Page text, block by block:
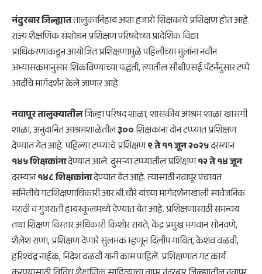
नंदुरबार जिल्ह्याततालुकानिहाय अशा हजारो शिक्षकांचे प्रशिक्षण होत आहे.
राज्य शैक्षणिक संशोधन प्रशिक्षण परिषदेच्या प्रादेशिक विद्या
प्राधिकरणाकडून आयोजित प्रशिक्षणामुळे पहिलीच्या मुलांना नवीन
अभ्यासक्रमानुसार शिकविण्याच्या पद्धती, त्यातील सीबीएसई पॅटर्ननुसार टप्पे
आदींचे मार्गदर्शन केले जाणार आहे.
नवापूर तालुक्यातीलजिल्हा परिषद शाळा, शासकीय आश्रम शाळा खासगी
शाळा, अनुदानित आश्रमशाळेतील३००शिक्षकांना दोन टप्प्यात प्रशिक्षण
देण्यात येत आहे. पहिल्या टप्प्याचे प्रशिक्षण९ ते ११ जून २०२५दरम्यान
१४५ शिक्षकांनादेण्यात आले. दुसऱ्या टप्प्यातील प्रशिक्षण१२ ते १४ जून
दरम्यान१४८ शिक्षकांनादेण्यात येत आहे. त्यासाठी नवापूर पंचायत
समितीचे गटशिक्षणाधिकारी आर.बी.चौरे यांच्या मार्गदर्शनाखाली सार्वजनिक
मराठी व गुजराती हायस्कूलमध्ये देण्यात येत आहे. प्रशिक्षणासाठी समन्वय
तथा शिक्षण विस्तार अधिकारी किशोर रायते, केंद्र प्रमुख भगवान सोनवणे,
शैलेश राणा, प्रशिक्षण देणारे सुलभक म्हणून दिलीप गावित, केशव वळवी,
हरिश्चंद्र नाईक, निदेश वळवी यांनी काम पाहिले. प्रशिक्षणात गट कार्य